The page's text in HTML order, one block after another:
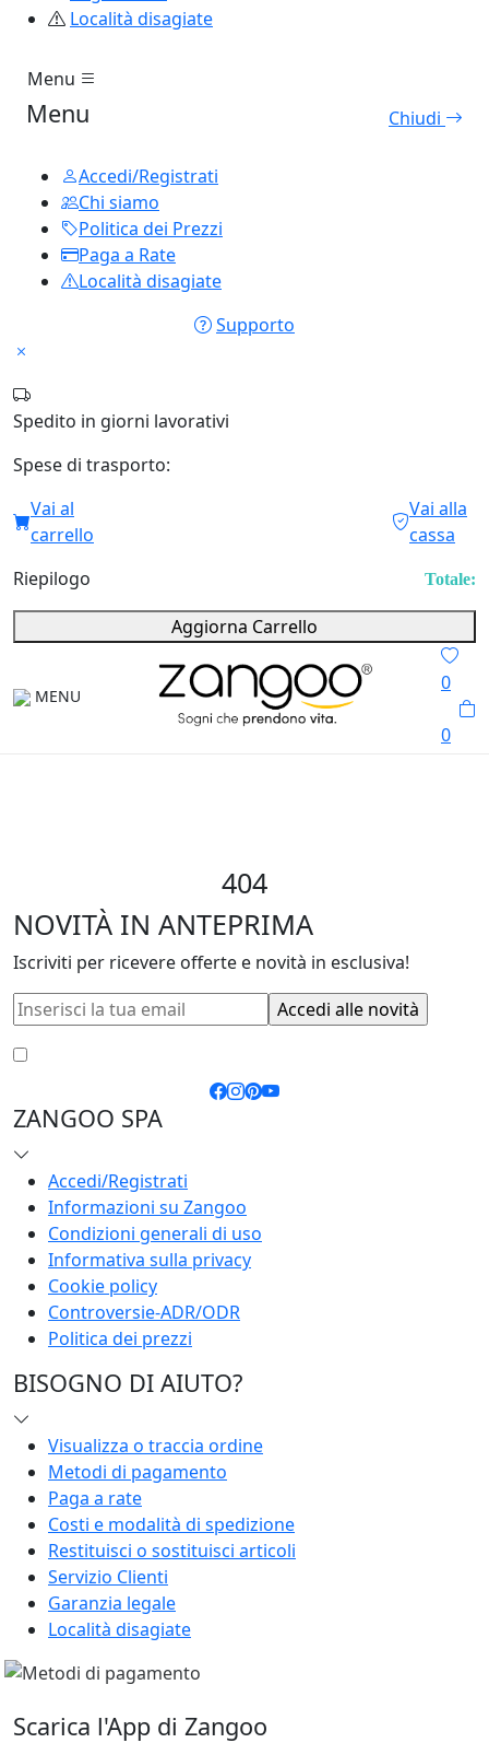
Località disagiate
Menu
Menu Chiudi
Accedi/Registrati
Chi siamo
Politica dei Prezzi
Paga a Rate
Località disagiate
Supporto
Spedito in giorni lavorativi
Spese di trasporto:
Vai al
carrello
Vai alla
cassa
Riepilogo
Totale:
Aggiorna Carrello
MENU
0
0
404
NOVITÀ IN ANTEPRIMA
Iscriviti per ricevere offerte e novità in esclusiva!
ZANGOO SPA
Accedi/Registrati
Informazioni su Zangoo
Condizioni generali di uso
Informativa sulla privacy
Cookie policy
Controversie-ADR/ODR
Politica dei prezzi
BISOGNO DI AIUTO?
Visualizza o traccia ordine
Metodi di pagamento
Paga a rate
Costi e modalità di spedizione
Restituisci o sostituisci articoli
Servizio Clienti
Garanzia legale
Località disagiate
Scarica l'App di Zangoo